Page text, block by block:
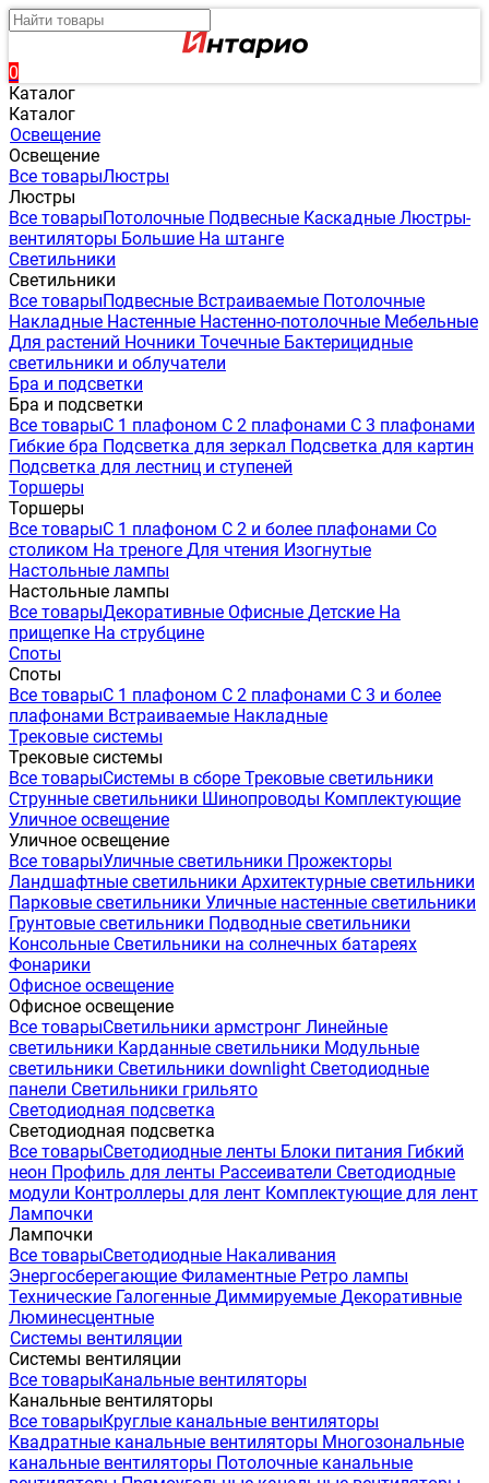
0
Каталог
Каталог
Освещение
Освещение
Все товарыЛюстры
Люстры
Все товарыПотолочные Подвесные Каскадные Люстры-
вентиляторы Большие На штанге
Светильники
Светильники
Все товарыПодвесные Встраиваемые Потолочные
Накладные Настенные Настенно-потолочные Мебельные
Для растений Ночники Точечные Бактерицидные
светильники и облучатели
Бра и подсветки
Бра и подсветки
Все товарыС 1 плафоном С 2 плафонами С 3 плафонами
Гибкие бра Подсветка для зеркал Подсветка для картин
Подсветка для лестниц и ступеней
Торшеры
Торшеры
Все товарыС 1 плафоном С 2 и более плафонами Со
столиком На треноге Для чтения Изогнутые
Настольные лампы
Настольные лампы
Все товарыДекоративные Офисные Детские На
прищепке На струбцине
Споты
Споты
Все товарыС 1 плафоном С 2 плафонами С 3 и более
плафонами Встраиваемые Накладные
Трековые системы
Трековые системы
Все товарыСистемы в сборе Трековые светильники
Струнные светильники Шинопроводы Комплектующие
Уличное освещение
Уличное освещение
Все товарыУличные светильники Прожекторы
Ландшафтные светильники Архитектурные светильники
Парковые светильники Уличные настенные светильники
Грунтовые светильники Подводные светильники
Консольные Светильники на солнечных батареях
Фонарики
Офисное освещение
Офисное освещение
Все товарыСветильники армстронг Линейные
светильники Карданные светильники Модульные
светильники Светильники downlight Светодиодные
панели Светильники грильято
Светодиодная подсветка
Светодиодная подсветка
Все товарыСветодиодные ленты Блоки питания Гибкий
неон Профиль для ленты Рассеиватели Светодиодные
модули Контроллеры для лент Комплектующие для лент
Лампочки
Лампочки
Все товарыСветодиодные Накаливания
Энергосберегающие Филаментные Ретро лампы
Технические Галогенные Диммируемые Декоративные
Люминесцентные
Системы вентиляции
Системы вентиляции
Все товарыКанальные вентиляторы
Канальные вентиляторы
Все товарыКруглые канальные вентиляторы
Квадратные канальные вентиляторы Многозональные
канальные вентиляторы Потолочные канальные